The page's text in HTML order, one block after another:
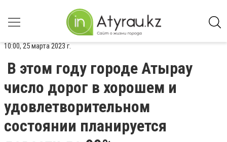
10:00, 25 марта 2023 г.
В этом году городе Атырау
число дорог в хорошем и
удовлетворительном
состоянии планируется